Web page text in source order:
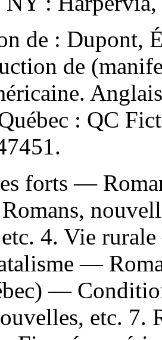
de : Dupont,
de
: QC
.
forts —
4. Vie
—
—
etc.